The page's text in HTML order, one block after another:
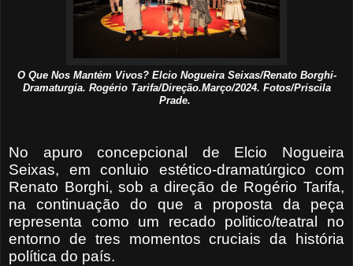
O Que Nos Mantém Vivos? Elcio Nogueira Seixas/Renato Borghi-
Dramaturgia. Rogério Tarifa/Direção.Março/2024. Fotos/Priscila
Prade.
No apuro concepcional de Elcio Nogueira
Seixas, em conluio estético-dramatúrgico com
Renato Borghi, sob a direção de Rogério Tarifa,
na continuação do que a proposta da peça
representa como um recado politico/teatral no
entorno de tres momentos cruciais da história
política do país.